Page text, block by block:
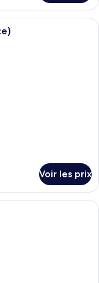
extérieur abrité,
Voir les prix
piscine agrémenté d’un